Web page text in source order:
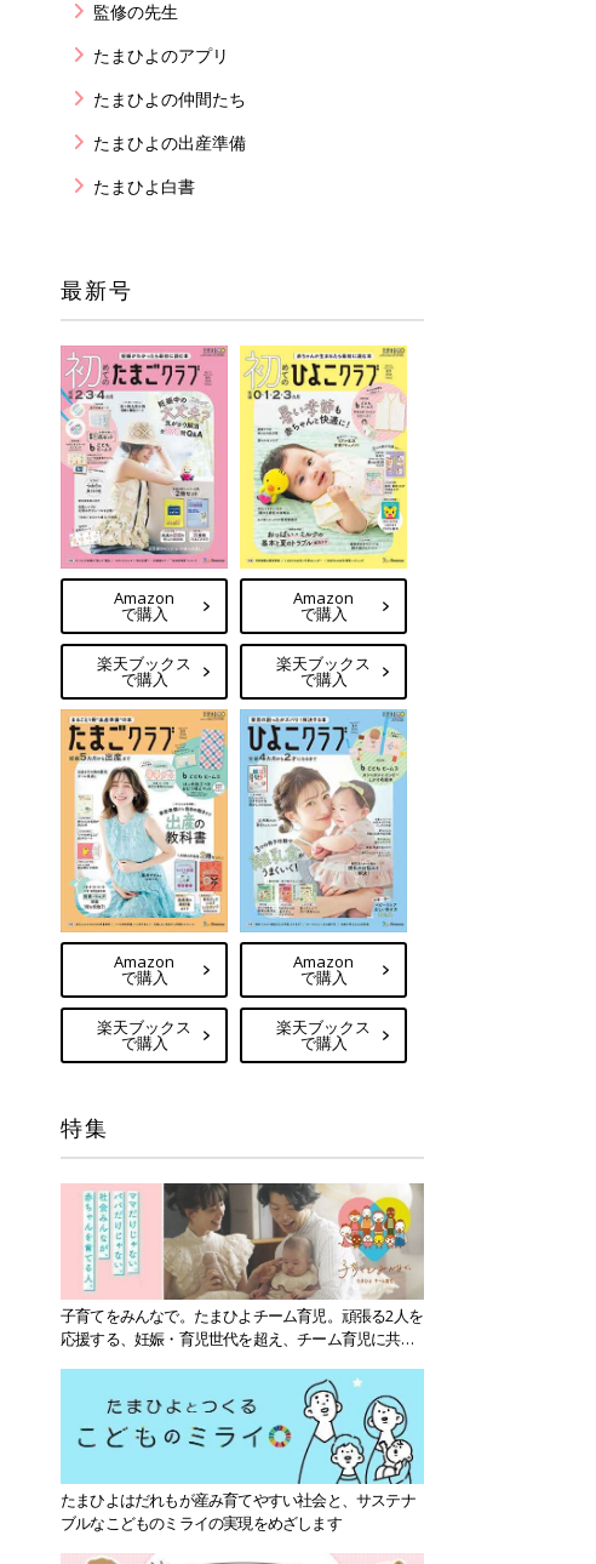
監修の先生
たまひよのアプリ
たまひよの仲間たち
たまひよの出産準備
たまひよ白書
最新号
Amazon
で購入
楽天ブックス
で購入
Amazon
で購入
楽天ブックス
で購入
Amazon
で購入
楽天ブックス
で購入
Amazon
で購入
楽天ブックス
で購入
特集
子育てをみんなで。たまひよチーム育児。頑張る2人を
応援する、妊娠・育児世代を超え、チーム育児に共感
たまひよはだれもが産み育てやすい社会と、サステナ
ブルなこどものミライの実現をめざします